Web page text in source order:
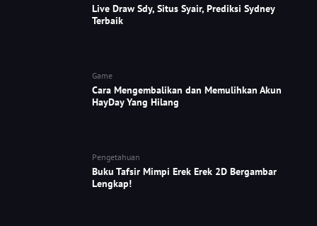
Live Draw Sdy, Situs Syair, Prediksi Sydney
Terbaik
Game
Cara Mengembalikan dan Memulihkan Akun
HayDay Yang Hilang
Pengetahuan
Buku Tafsir Mimpi Erek Erek 2D Bergambar
Lengkap!